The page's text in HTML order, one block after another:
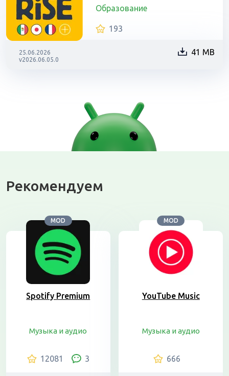
Образование
193
25.06.2026
v2026.06.05.0
41 MB
Рекомендуем
MOD
Spotify Premium
Музыка и аудио
12081 3
MOD
YouTube Music
Музыка и аудио
666